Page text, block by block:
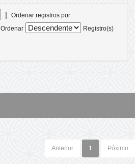
|
Ordenar registros por
Ordenar
Registro(s)
Anterior 1 Póximo